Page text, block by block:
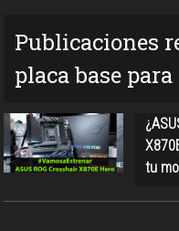
Publicaciones
placa base
tu